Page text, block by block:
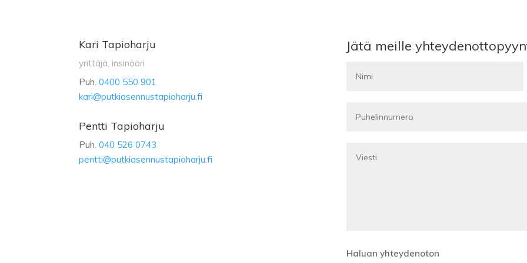
Kari Tapioharju
yrittäjä, insinööri
Puh.0400 550 901
kari@putkiasennustapioharju.fi
Pentti Tapioharju
Puh.040 526 0743
pentti@putkiasennustapioharju.fi
Jätä meille
Haluan yhteydenoton